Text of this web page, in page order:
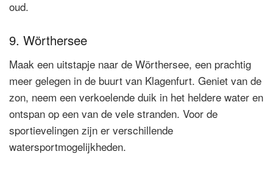
oud.
9. Wörthersee
Maak een uitstapje naar de Wörthersee, een prachtig
meer gelegen in de buurt van Klagenfurt. Geniet van de
zon, neem een verkoelende duik in het heldere water en
ontspan op een van de vele stranden. Voor de
sportievelingen zijn er verschillende
watersportmogelijkheden.